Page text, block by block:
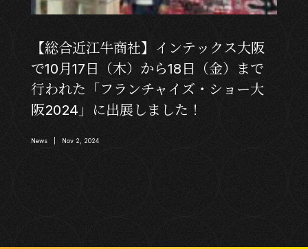
【総合近江牛商社】インテックス大阪
で10月17日（木）から18日（金）まで
行われた「フランチャイズ・ショー大
阪2024」に出展しました！
News | Nov 2, 2024